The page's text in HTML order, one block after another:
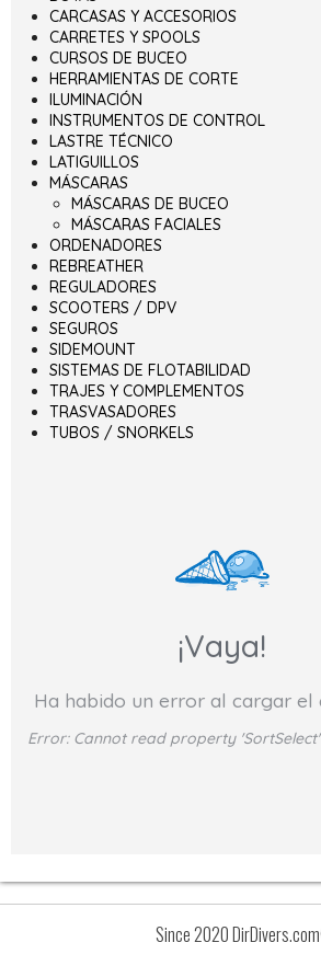
CARCASAS Y ACCESORIOS
CARRETES Y SPOOLS
CURSOS DE BUCEO
HERRAMIENTAS DE CORTE
ILUMINACIÓN
INSTRUMENTOS DE CONTROL
LASTRE TÉCNICO
LATIGUILLOS
MÁSCARAS
MÁSCARAS DE BUCEO
MÁSCARAS FACIALES
ORDENADORES
REBREATHER
REGULADORES
SCOOTERS / DPV
SEGUROS
SIDEMOUNT
SISTEMAS DE FLOTABILIDAD
TRAJES Y COMPLEMENTOS
TRASVASADORES
TUBOS / SNORKELS
¡Vaya!
Ha habido un error al cargar el
Error: Cannot read property
Since 2020